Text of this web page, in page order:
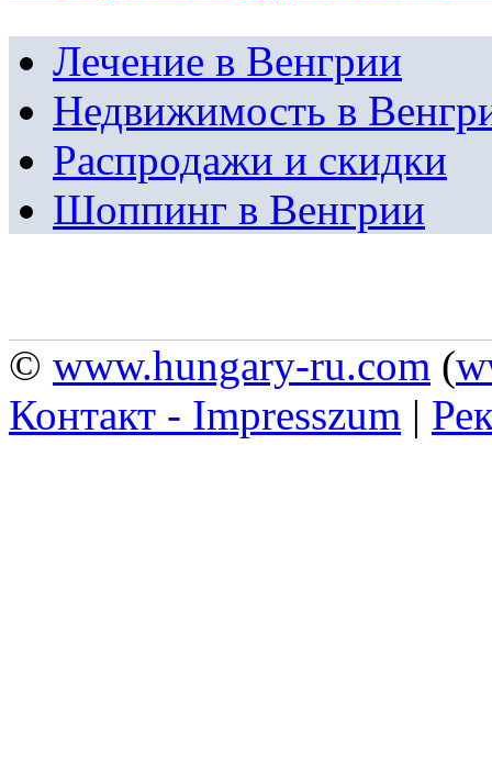
Лечение в Венгрии
Недвижимость в
Распродажи и скидки
Шоппинг в Венгрии
© www.hungary-ru.com (
Контакт - Impresszum |